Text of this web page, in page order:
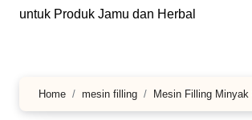
untuk Produk Jamu dan Herbal
Home mesin filling Mesin Filling